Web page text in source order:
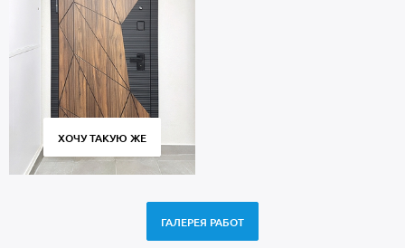
ХОЧУ ТАКУЮ ЖЕ
ГАЛЕРЕЯ РАБОТ